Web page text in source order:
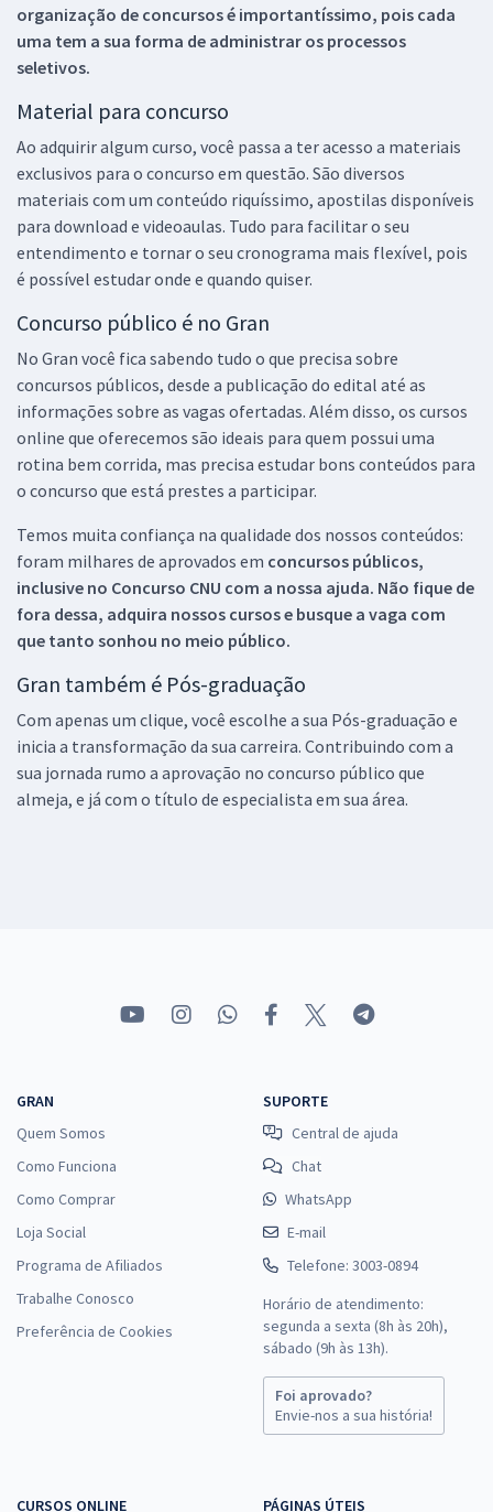
organização de concursos é importantíssimo, pois cada
uma tem a sua forma de administrar os processos
seletivos.
Material para concurso
Ao adquirir algum curso, você passa a ter acesso a materiais
exclusivos para o concurso em questão. São diversos
materiais com um conteúdo riquíssimo, apostilas disponíveis
para download e videoaulas. Tudo para facilitar o seu
entendimento e tornar o seu cronograma mais flexível, pois
é possível estudar onde e quando quiser.
Concurso público é no Gran
No Gran você fica sabendo tudo o que precisa sobre
concursos públicos, desde a publicação do edital até as
informações sobre as vagas ofertadas. Além disso, os cursos
online que oferecemos são ideais para quem possui uma
rotina bem corrida, mas precisa estudar bons conteúdos para
o concurso que está prestes a participar.
Temos muita confiança na qualidade dos nossos conteúdos:
foram milhares de aprovados em concursos públicos,
inclusive no Concurso CNU com a nossa ajuda. Não fique de
fora dessa, adquira nossos cursos e busque a vaga com
que tanto sonhou no meio público.
Gran também é Pós-graduação
Com apenas um clique, você escolhe a sua Pós-graduação e
inicia a transformação da sua carreira. Contribuindo com a
sua jornada rumo a aprovação no concurso público que
almeja, e já com o título de especialista em sua área.
GRAN
Quem Somos
Como Funciona
Como Comprar
Loja Social
Programa de Afiliados
Trabalhe Conosco
Preferência de Cookies
SUPORTE
Central de ajuda
Chat
WhatsApp
E-mail
Telefone: 3003-0894
Horário de atendimento:
segunda a sexta (8h às 20h),
sábado (9h às 13h).
Foi aprovado?
Envie-nos a sua história!
CURSOS ONLINE PÁGINAS ÚTEIS